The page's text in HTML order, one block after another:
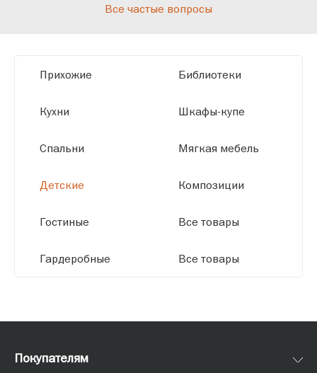
высокотехнологичному оборудованию
размерам.
Все частые вопросы
Прихожие
Кухни
Спальни
Детские
Гостиные
Гардеробные
Библиотеки
Шкафы-купе
Мягкая мебель
Композиции
Все товары
Все товары
Покупателям